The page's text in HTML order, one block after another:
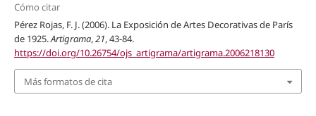
Cómo citar
Pérez Rojas, F. J. (2006). La Exposición de Artes Decorativas de París
de 1925.Artigrama,21, 43-84.
https://doi.org/10.26754/ojs_artigrama/artigrama.2006218130
Más formatos de cita